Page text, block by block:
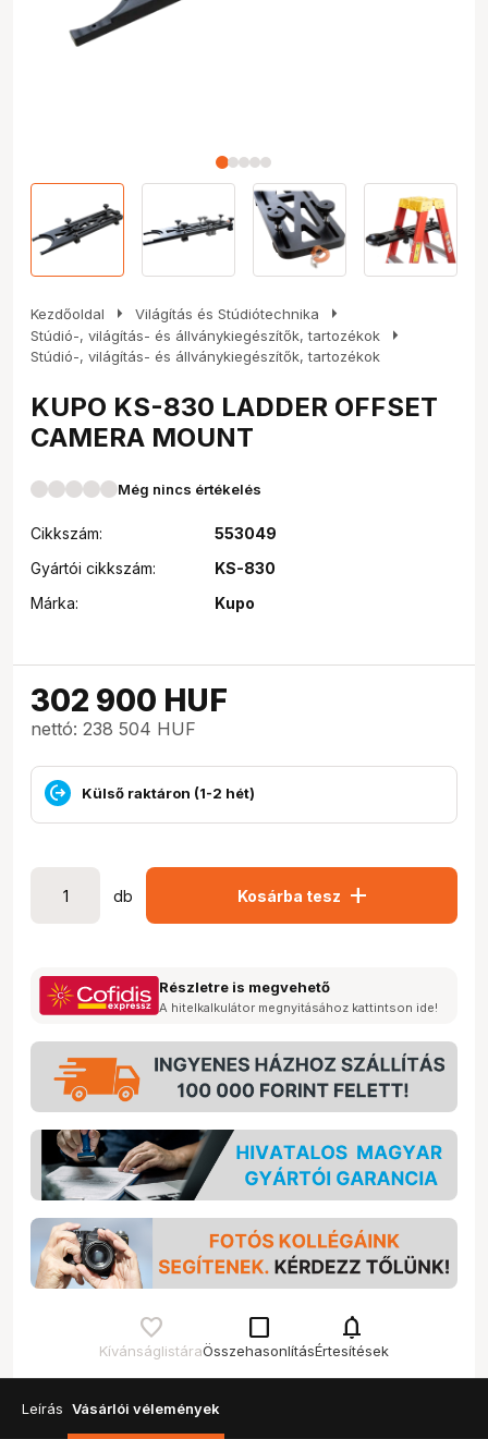
Kezdőoldal arrow_right Világítás és Stúdiótechnika arrow_right
Stúdió-, világítás- és állványkiegészítők, tartozékok arrow_right
Stúdió-, világítás- és állványkiegészítők, tartozékok
KUPO KS-830 LADDER OFFSET
CAMERA MOUNT
Még nincs értékelés
Cikkszám:
553049
Gyártói cikkszám:
KS-830
Márka:
Kupo
302 900 HUF
nettó: 238 504 HUF
Külső raktáron (1-2 hét)
db Kosárba tesz add
Részletre is megvehető
A hitelkalkulátor megnyitásához kattintson ide!
Kívánságlistára
check_box_outline_blank
Összehasonlítás
notifications
Értesítések
Leírás Vásárlói vélemények